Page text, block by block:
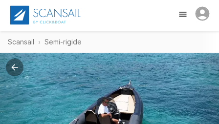
Scansail Semi-rigide